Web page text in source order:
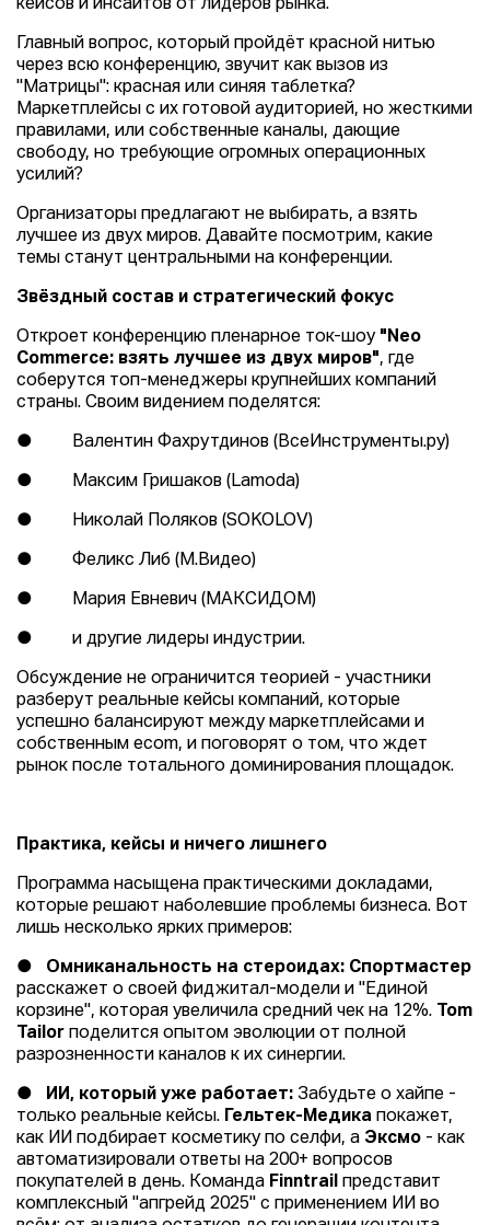
кейсов и инсайтов от лидеров рынка.
Главный вопрос, который пройдёт красной нитью
через всю конференцию, звучит как вызов из
"Матрицы": красная или синяя таблетка?
Маркетплейсы с их готовой аудиторией, но жесткими
правилами, или собственные каналы, дающие
свободу, но требующие огромных операционных
усилий?
Организаторы предлагают не выбирать, а взять
лучшее из двух миров. Давайте посмотрим, какие
темы станут центральными на конференции.
Звёздный состав и стратегический фокус
Откроет конференцию пленарное ток-шоу "Neo
Commerce: взять лучшее из двух миров", где
соберутся топ-менеджеры крупнейших компаний
страны. Своим видением поделятся:
● Валентин Фахрутдинов (ВсеИнструменты.ру)
● Максим Гришаков (Lamoda)
● Николай Поляков (SOKOLOV)
● Феликс Либ (М.Видео)
● Мария Евневич (МАКСИДОМ)
● и другие лидеры индустрии.
Обсуждение не ограничится теорией - участники
разберут реальные кейсы компаний, которые
успешно балансируют между маркетплейсами и
собственным ecom, и поговорят о том, что ждет
рынок после тотального доминирования площадок.
Практика, кейсы и ничего лишнего
Программа насыщена практическими докладами,
которые решают наболевшие проблемы бизнеса. Вот
лишь несколько ярких примеров:
● Омниканальность на стероидах: Спортмастер
расскажет о своей фиджитал-модели и "Единой
корзине", которая увеличила средний чек на 12%.
Tom
Tailor поделится опытом эволюции от полной
разрозненности каналов к их синергии.
● ИИ, который уже работает: Забудьте о хайпе -
только реальные кейсы.
Гельтек-Медика покажет,
как ИИ подбирает косметику по селфи, а Эксмо - как
автоматизировали ответы на 200+ вопросов
покупателей в день. Команда Finntrail представит
комплексный "апгрейд 2025" с применением ИИ во